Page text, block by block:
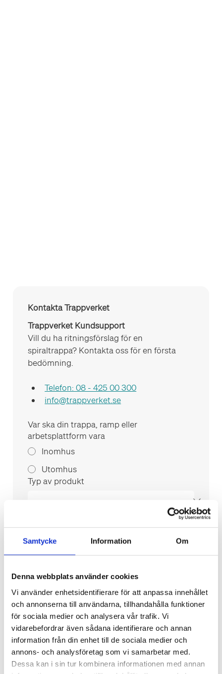
Samtycke Information Om
Denna webbplats använder cookies
Vi använder enhetsidentifierare för att anpassa innehållet
och annonserna till användarna, tillhandahålla funktioner
för sociala medier och analysera vår trafik. Vi
vidarebefordrar även sådana identifierare och annan
information från din enhet till de sociala medier och
annons- och analysföretag som vi samarbetar med.
Dessa kan i sin tur kombinera informationen med annan
Kontakta Trappverket
Trappverket Kundsupport
Vill du ha ritningsförslag för en
spiraltrappa? Kontakta oss för en första
bedömning.
Telefon: 08 - 425 00 300
info@trappverket.se
Var ska din trappa, ramp eller
arbetsplattform vara
Inomhus
Utomhus
Typ av produkt
E-post
Ditt meddelande